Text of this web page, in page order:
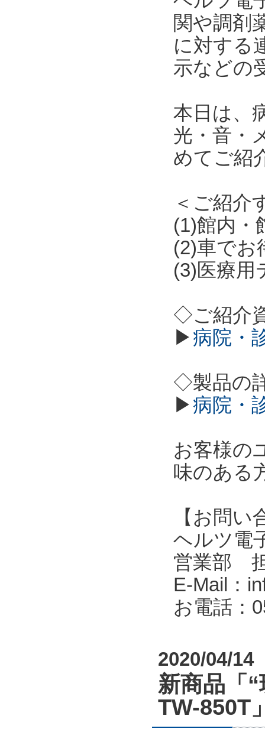
関や調剤
に対する
示などの
本日は、
光・音・
めてご紹
＜ご紹介
(1)館内・
(2)車でお
(3)医療用
◇ご紹介
▶病院・
◇製品の
▶病院・
お客様の
味のある
【お問い
ヘルツ電
営業部
E-Mail：
お電話：
2020/04/14
新商品「
TW-850T